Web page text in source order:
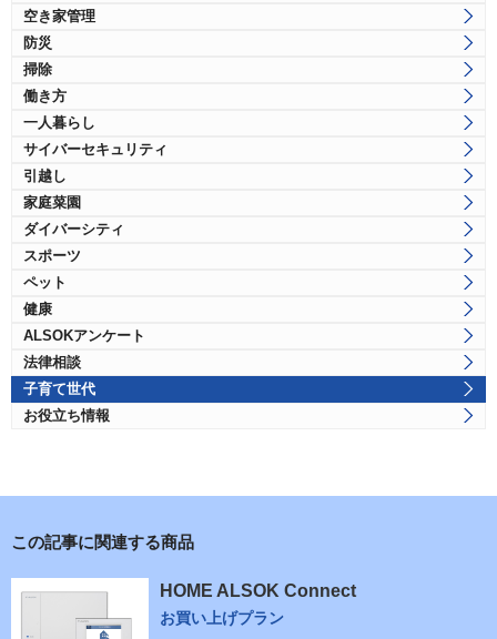
空き家管理
防災
掃除
働き方
一人暮らし
サイバーセキュリティ
引越し
家庭菜園
ダイバーシティ
スポーツ
ペット
健康
ALSOKアンケート
法律相談
子育て世代
お役立ち情報
この記事に関連する商品
HOME ALSOK Connect
お買い上げプラン